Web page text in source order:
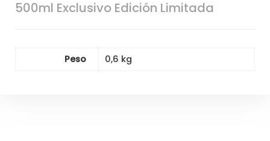
500ml Exclusivo Edición Limitada
Peso 0,6 kg